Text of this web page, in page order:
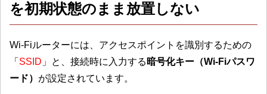
を初期状態のまま放置しない
Wi-Fiルーターには、アクセスポイントを識別するための
「 SSID 」と、接続時に入力する暗号化キー（Wi-Fiパスワ
ード） が設定されています。